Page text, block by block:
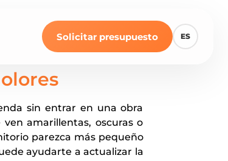
Solicitar presupuesto ES
sin entrar en una obra
amarillentas, oscuras o
parezca más pequeño
ayudarte a actualizar la